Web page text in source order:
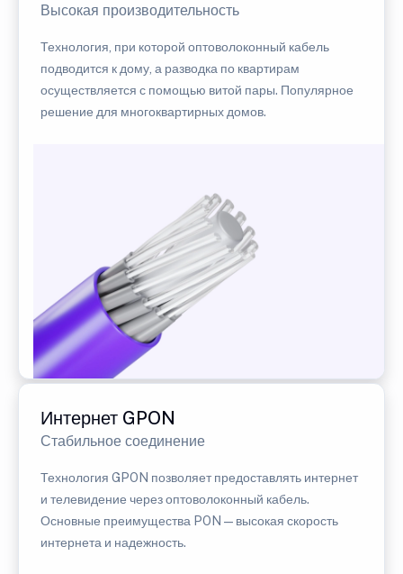
Высокая производительность
Технология, при которой оптоволоконный кабель
подводится к дому, а разводка по квартирам
осуществляется с помощью витой пары. Популярное
решение для многоквартирных домов.
Интернет GPON
Стабильное соединение
Технология GPON позволяет предоставлять интернет
и телевидение через оптоволоконный кабель.
Основные преимущества PON — высокая скорость
интернета и надежность.